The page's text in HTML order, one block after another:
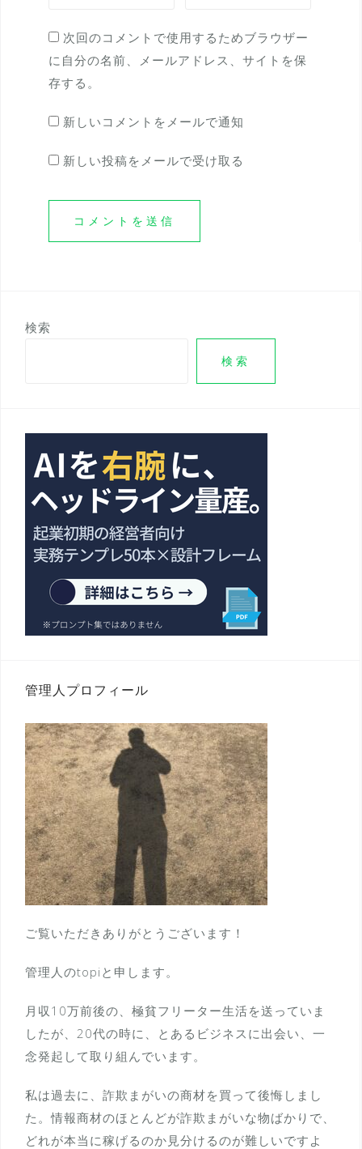
次回のコメントで使用するためブラウザー
に自分の名前、メールアドレス、サイトを保
存する。
新しいコメントをメールで通知
新しい投稿をメールで受け取る
検索
検索
管理人プロフィール
ご覧いただきありがとうございます！
管理人のtopiと申します。
月収10万前後の、極貧フリーター生活を送っていま
したが、20代の時に、とあるビジネスに出会い、一
念発起して取り組んでいます。
私は過去に、詐欺まがいの商材を買って後悔しまし
た。情報商材のほとんどが詐欺まがいな物ばかりで、
どれが本当に稼げるのか見分けるのが難しいですよ